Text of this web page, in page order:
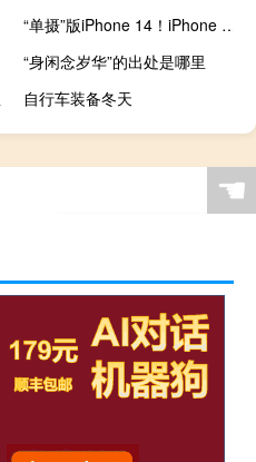
“单摄”版iPhone 14！iPhone SE 4金属模具首度曝光
“身闲念岁华”的出处是哪里
自行车装备冬天
☚